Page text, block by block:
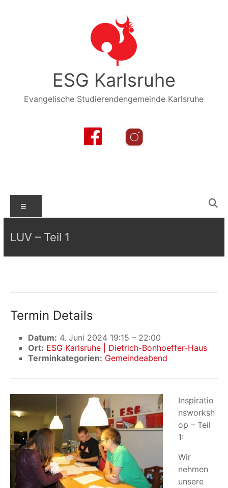
ESG Karlsruhe
Evangelische Studierendengemeinde Karlsruhe
LUV – Teil 1
Termin Details
Datum: 4. Juni 2024 19:15 – 22:00
Ort: ESG Karlsruhe | Dietrich-Bonhoeffer-Haus
Terminkategorien: Gemeindeabend
Inspiratio
nsworksh
op – Teil
1:
Wir
nehmen
unsere